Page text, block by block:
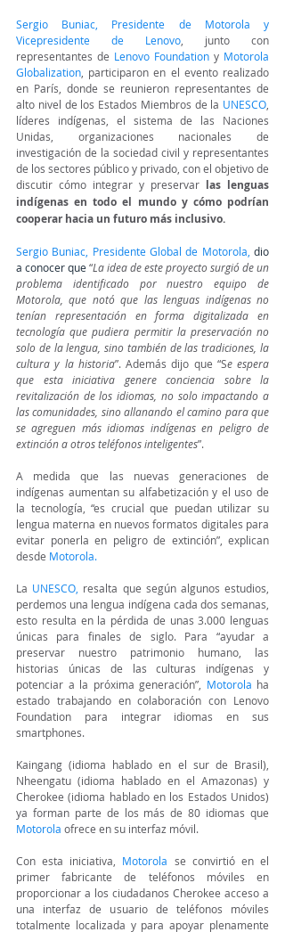
Sergio Buniac, Presidente de Motorola y
Vicepresidente de Lenovo , junto con
representantes de Lenovo Foundation y Motorola
Globalization , participaron en el evento realizado
en París, donde se reunieron representantes de
alto nivel de los Estados Miembros de la UNESCO
líderes indígenas, el sistema de las Naciones
Unidas, organizaciones nacionales de
investigación de la sociedad civil y representantes
de los sectores público y privado, con el objetivo de
discutir cómo integrar y preservar las lenguas
indígenas en todo el mundo y cómo podrían
cooperar hacia un futuro más inclusivo.
Sergio Buniac, Presidente Global de Motorola , dio
a conocer que “La idea de este proyecto surgió de un
problema identificado por nuestro equipo de
Motorola, que notó que las lenguas indígenas no
tenían representación en forma digitalizada en
tecnología que pudiera permitir la preservación no
solo de la lengua, sino también de las tradiciones, la
cultura y la historia”. Además dijo que “Se espera
que esta iniciativa genere conciencia sobre la
revitalización de los idiomas, no solo impactando a
las comunidades, sino allanando el camino para que
se agreguen más idiomas indígenas en peligro de
extinción a otros teléfonos inteligentes”.
A medida que las nuevas generaciones de
indígenas aumentan su alfabetización y el uso de
la tecnología, “es crucial que puedan utilizar su
lengua materna en nuevos formatos digitales para
evitar ponerla en peligro de extinción”, explican
desde Motorola.
La UNESCO resalta que según algunos estudios,
perdemos una lengua indígena cada dos semanas,
esto resulta en la pérdida de unas 3.000 lenguas
únicas para finales de siglo. Para “ayudar a
preservar nuestro patrimonio humano, las
historias únicas de las culturas indígenas y
potenciar a la próxima generación”, Motorola ha
estado trabajando en colaboración con Lenovo
Foundation para integrar idiomas en sus
smartphones.
Kaingang (idioma hablado en el sur de Brasil),
Nheengatu (idioma hablado en el Amazonas) y
Cherokee (idioma hablado en los Estados Unidos)
Motorola ofrece en su interfaz móvil.
Con esta iniciativa, Motorola se convirtió en el
primer fabricante de teléfonos móviles en
proporcionar a los ciudadanos Cherokee acceso a
una interfaz de usuario de teléfonos móviles
totalmente localizada y para apoyar plenamente